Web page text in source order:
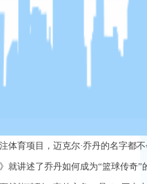
体育项目，迈克尔·乔丹的名字都
就讲述了乔丹如何成为“篮球传奇”